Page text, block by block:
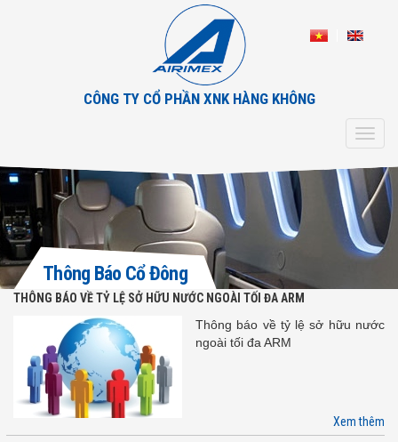
CÔNG TY CỔ PHẦN XNK HÀNG KHÔNG
Thông Báo Cổ Đông
THÔNG BÁO VỀ TỶ LỆ SỞ HỮU NƯỚC NGOÀI TỐI ĐA ARM
Thông báo về tỷ lệ sở hữu nước
ngoài tối đa ARM
Xem thêm